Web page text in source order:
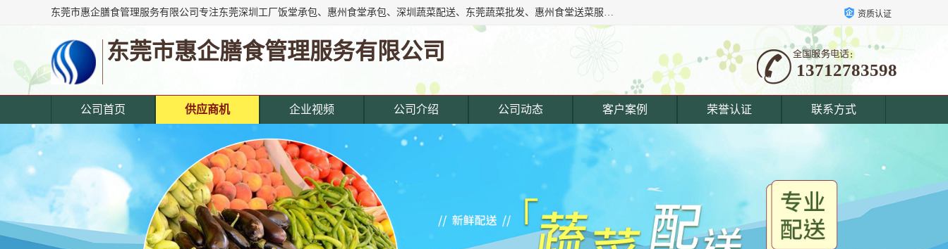
东莞市惠企膳食管理服务有限公司专注东莞深圳工厂饭堂承包、惠州食堂承包、深圳蔬菜配送、东莞蔬菜批发、惠州食堂送菜服务等综合性膳食服务公司。经营范围覆盖东城寮,主营产品: 东莞蔬菜配送公司,深圳饭堂承包公司,惠州饭堂承包公司,东莞饭堂承包公司,深圳蔬菜配送公司,厚街蔬菜配送公司,东莞食堂承包公司,东莞食材. 资质认证
东莞市惠企膳食管理服务有限公司
13712783598
公司首页 供应商机 企业视频 公司介绍 公司动态 客户案例 荣誉认证 联系方式